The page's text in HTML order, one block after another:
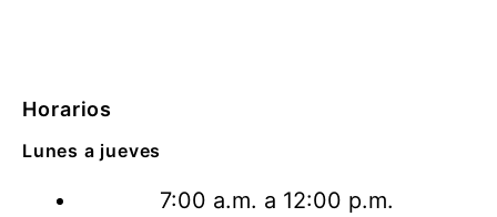
Horarios
Lunes a jueves
7:00 a.m. a 12:00 p.m.